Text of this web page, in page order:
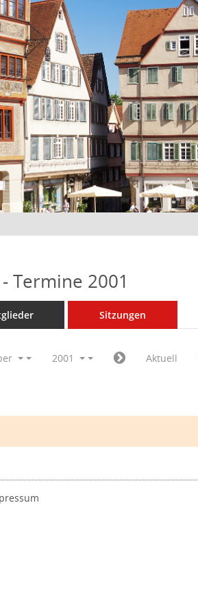
Termine 2001
Sitzungen
2001 Aktuell